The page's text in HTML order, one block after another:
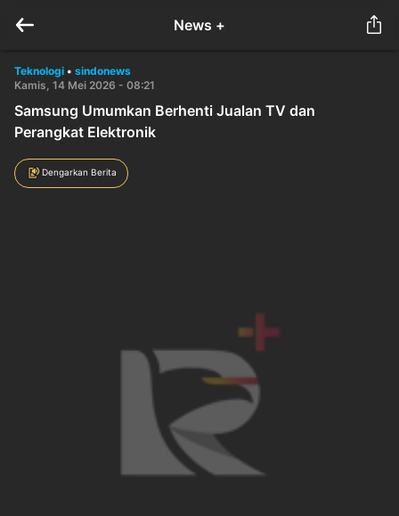
News +
Teknologi • sindonews
Kamis, 14 Mei 2026 - 08:21
Samsung Umumkan Berhenti Jualan TV dan
Perangkat Elektronik
Dengarkan Berita